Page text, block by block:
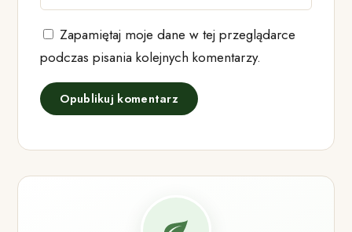
Zapamiętaj moje dane w tej przeglądarce
podczas pisania kolejnych komentarzy.